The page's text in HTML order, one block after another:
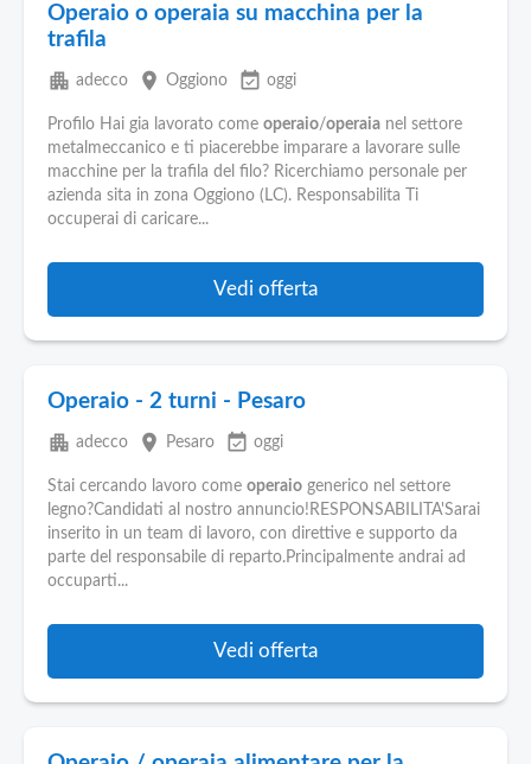
Operaio o operaia su macchina per la
trafila
apartment adecco place Oggiono event_available oggi
Profilo Hai gia lavorato come operaio/operaia nel settore
metalmeccanico e ti piacerebbe imparare a lavorare sulle
macchine per la trafila del filo? Ricerchiamo personale per
azienda sita in zona Oggiono (LC). Responsabilita Ti
occuperai di caricare...
Vedi offerta
Operaio - 2 turni - Pesaro
apartment adecco place Pesaro event_available oggi
Stai cercando lavoro come operaio generico nel settore
legno?Candidati al nostro annuncio!RESPONSABILITA'Sarai
inserito in un team di lavoro, con direttive e supporto da
parte del responsabile di reparto.Principalmente andrai ad
occuparti...
Vedi offerta